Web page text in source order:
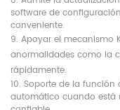
software de
conveniente.
9. Apoyar el mecanismo
anormalidades como la
rápidamente.
10. Soporte de la
automático cuando está